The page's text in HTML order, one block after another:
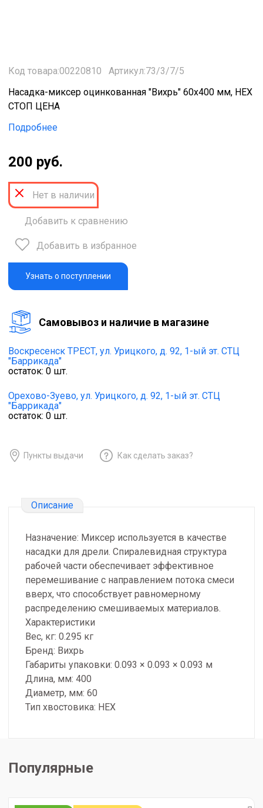
Код товара:00220810
Артикул:73/3/7/5
Насадка-миксер оцинкованная "Вихрь" 60х400 мм, НЕХ
СТОП ЦЕНА
Подробнее
200 руб.
Нет в наличии
Добавить к сравнению
Добавить в избранное
Узнать о поступлении
Cамовывоз и наличие в магазине
Воскресенск ТРЕСТ, ул. Урицкого, д. 92, 1-ый эт. СТЦ
"Баррикада"
остаток: 0 шт.
Орехово-Зуево, ул. Урицкого, д. 92, 1-ый эт. СТЦ
"Баррикада"
остаток: 0 шт.
Пункты выдачи Как сделать заказ?
Описание
Назначение: Миксер используется в качестве
насадки для дрели. Спиралевидная структура
рабочей части обеспечивает эффективное
перемешивание с направлением потока смеси
вверх, что способствует равномерному
распределению смешиваемых материалов.
Характеристики
Вес, кг: 0.295 кг
Бренд: Вихрь
Габариты упаковки: 0.093 × 0.093 × 0.093 м
Длина, мм: 400
Диаметр, мм: 60
Тип хвостовика: HEX
Популярные